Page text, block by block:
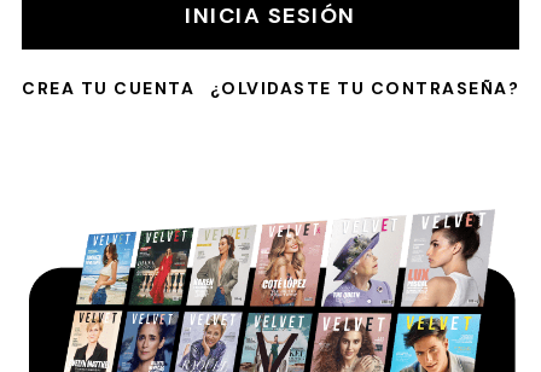
INICIA SESIÓN
CREA TU CUENTA ¿OLVIDASTE TU CONTRASEÑA?